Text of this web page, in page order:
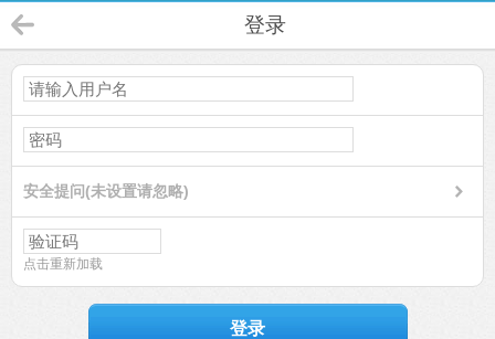
登录
安全提问(未设置请忽略)
点击重新加载
登录